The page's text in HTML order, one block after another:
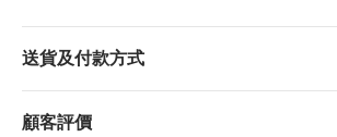
送貨及付款方式
顧客評價